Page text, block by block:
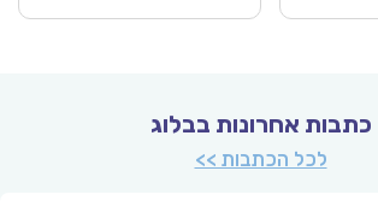
כתבות אחרונות בבלוג
לכל הכתבות >>